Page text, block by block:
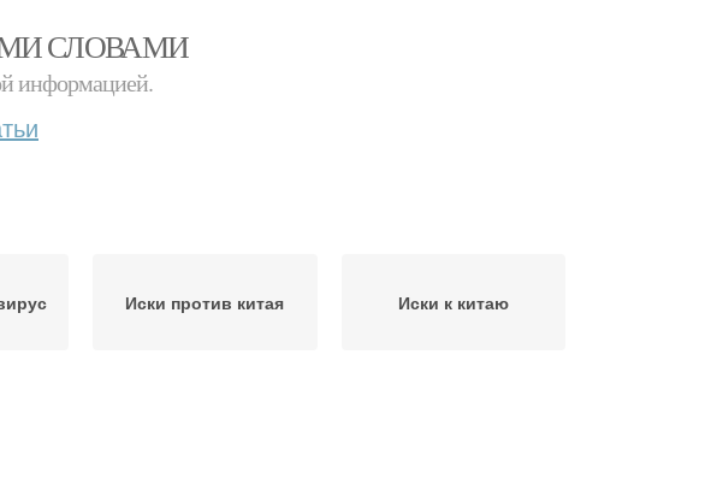
СЛОВАМИ
информацией.
Иски против китая Иски к китаю